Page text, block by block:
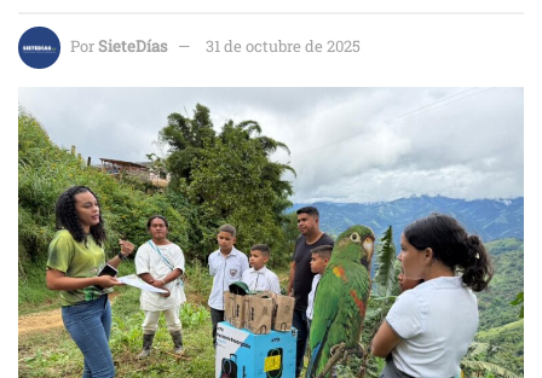
PorSieteDías 31 de octubre de 2025